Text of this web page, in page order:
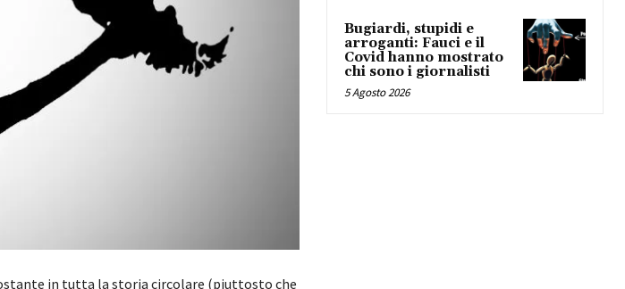
in tutta la storia circolare (piuttosto che
Bugiardi, stupidi e
arroganti: Fauci e il
Covid hanno mostrato
chi sono i giornalisti
5 Agosto 2026